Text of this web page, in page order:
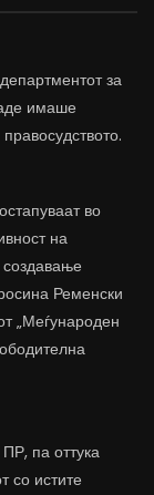
за
имаше
во
на
Ременски
„Меѓународен
па оттука
со истите